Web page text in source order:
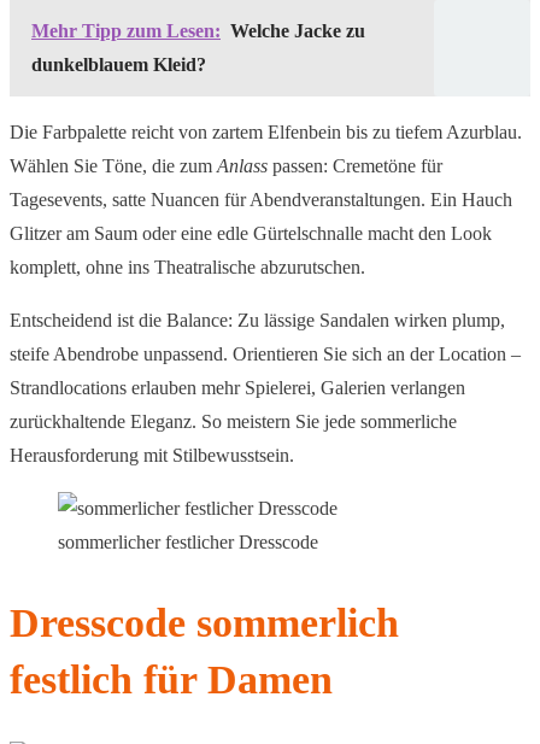
Mehr Tipp zum Lesen: Welche Jacke zu
dunkelblauem Kleid?
Die Farbpalette reicht von zartem Elfenbein bis zu tiefem Azurblau.
Wählen Sie Töne, die zumAnlass passen: Cremetöne für
Tagesevents, satte Nuancen für Abendveranstaltungen. Ein Hauch
Glitzer am Saum oder eine edle Gürtelschnalle macht den Look
komplett, ohne ins Theatralische abzurutschen.
Entscheidend ist die Balance: Zu lässige Sandalen wirken plump,
steife Abendrobe unpassend. Orientieren Sie sich an der Location –
Strandlocations erlauben mehr Spielerei, Galerien verlangen
zurückhaltende Eleganz. So meistern Sie jede sommerliche
Herausforderung mit Stilbewusstsein.
sommerlicher festlicher Dresscode
Dresscode sommerlich
festlich für Damen